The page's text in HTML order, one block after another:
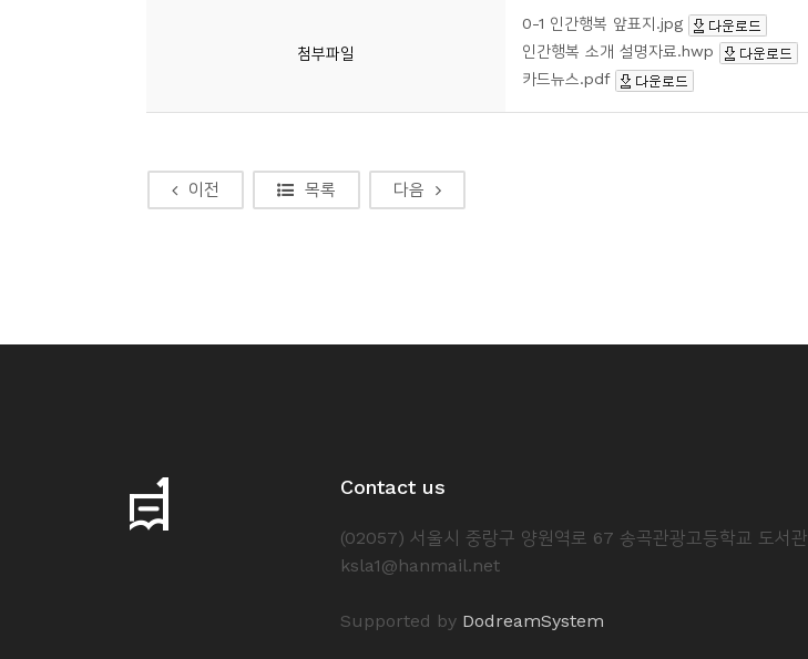
첨부파일
0-1 인간행복 앞표지.jpg
인간행복 소개 설명자료.hwp
카드뉴스.pdf
이전 목록 다음
Contact us
(02057) 서울시 중랑구 양원역로 67 송곡관광고등학교 도서관
ksla1@hanmail.net
Supported by DodreamSystem